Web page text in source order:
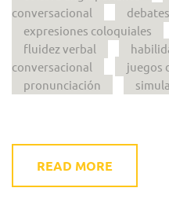
conversacional
debates
expresiones coloquiales
fluidez verbal
conversacional
juegos
pronunciación
READ MORE